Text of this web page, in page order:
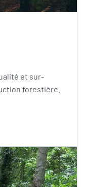
et sur-
forestière.